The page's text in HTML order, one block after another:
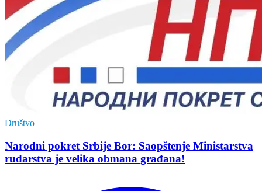
Društvo
Narodni pokret Srbije Bor: Saopštenje Ministarstva
rudarstva je velika obmana građana!